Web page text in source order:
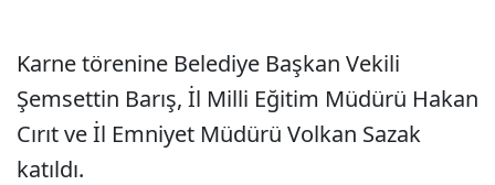
Karne törenine Belediye Başkan Vekili
Şemsettin Barış, İl Milli Eğitim Müdürü Hakan
Cırıt ve İl Emniyet Müdürü Volkan Sazak
katıldı.